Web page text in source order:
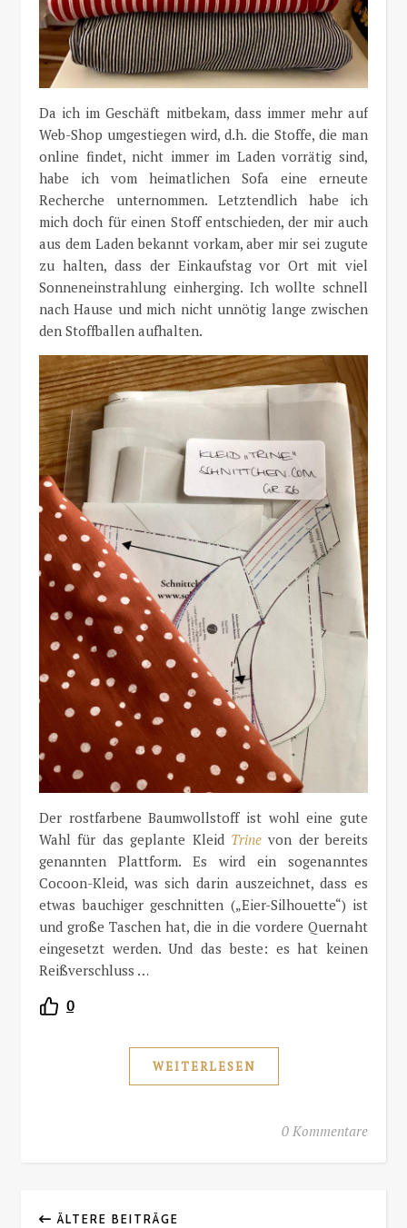
Da ich im Geschäft mitbekam, dass immer mehr auf
Web-Shop umgestiegen wird, d.h. die Stoffe, die man
online findet, nicht immer im Laden vorrätig sind,
habe ich vom heimatlichen Sofa eine erneute
Recherche unternommen. Letztendlich habe ich
mich doch für einen Stoff entschieden, der mir auch
aus dem Laden bekannt vorkam, aber mir sei zugute
zu halten, dass der Einkaufstag vor Ort mit viel
Sonneneinstrahlung einherging. Ich wollte schnell
nach Hause und mich nicht unnötig lange zwischen
den Stoffballen aufhalten.
Der rostfarbene Baumwollstoff ist wohl eine gute
Wahl für das geplante Kleid Trinevon der bereits
genannten Plattform. Es wird ein sogenanntes
Cocoon-Kleid, was sich darin auszeichnet, dass es
etwas bauchiger geschnitten („Eier-Silhouette“) ist
und große Taschen hat, die in die vordere Quernaht
eingesetzt werden. Und das beste: es hat keinen
Reißverschluss …
0
WEITERLESEN
0 Kommentare
ÄLTERE BEITRÄGE